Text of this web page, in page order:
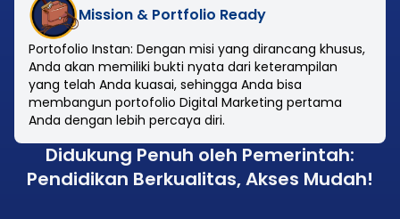
Mission & Portfolio Ready
Portofolio Instan: Dengan misi yang dirancang khusus,
Anda akan memiliki bukti nyata dari keterampilan
yang telah Anda kuasai, sehingga Anda bisa
membangun portofolio Digital Marketing pertama
Anda dengan lebih percaya diri.
Didukung Penuh oleh Pemerintah:
Pendidikan Berkualitas, Akses Mudah!